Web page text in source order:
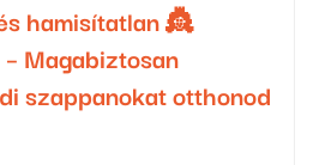
hamisítatlan 👸
Magabiztosan
szappanokat otthonod